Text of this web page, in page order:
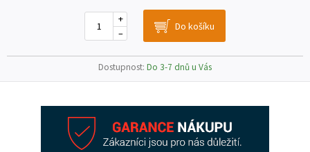
–
+
Dostupnost: Do 3-7 dnů u Vás